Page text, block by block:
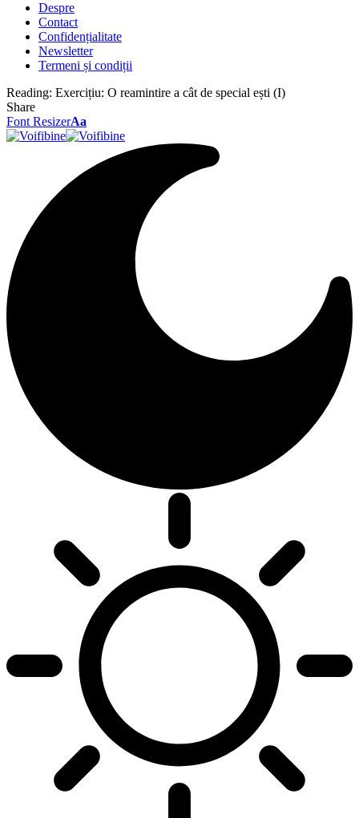
Despre
Contact
Confidențialitate
Newsletter
Termeni și condiții
Reading: Exercițiu: O reamintire a cât de special ești (I)
Share
Font ResizerAa